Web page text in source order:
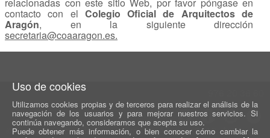
contacto con el Colegio Oficial de Arquitectos de
Aragón, en la siguiente dirección
secretaria@coaaragon.es.
© Colegio Oficial de Arquitectos de Aragón, 2019.Aviso
Uso de cookies
Utilizamos cookies propias y de terceros para realizar el análisis de la
navegación de los usuarios y para mejorar nuestros servicios. Si
continúa navegando, consideramos que acepta su uso.
Puede obtener más información, o bien conocer cómo cambiar la